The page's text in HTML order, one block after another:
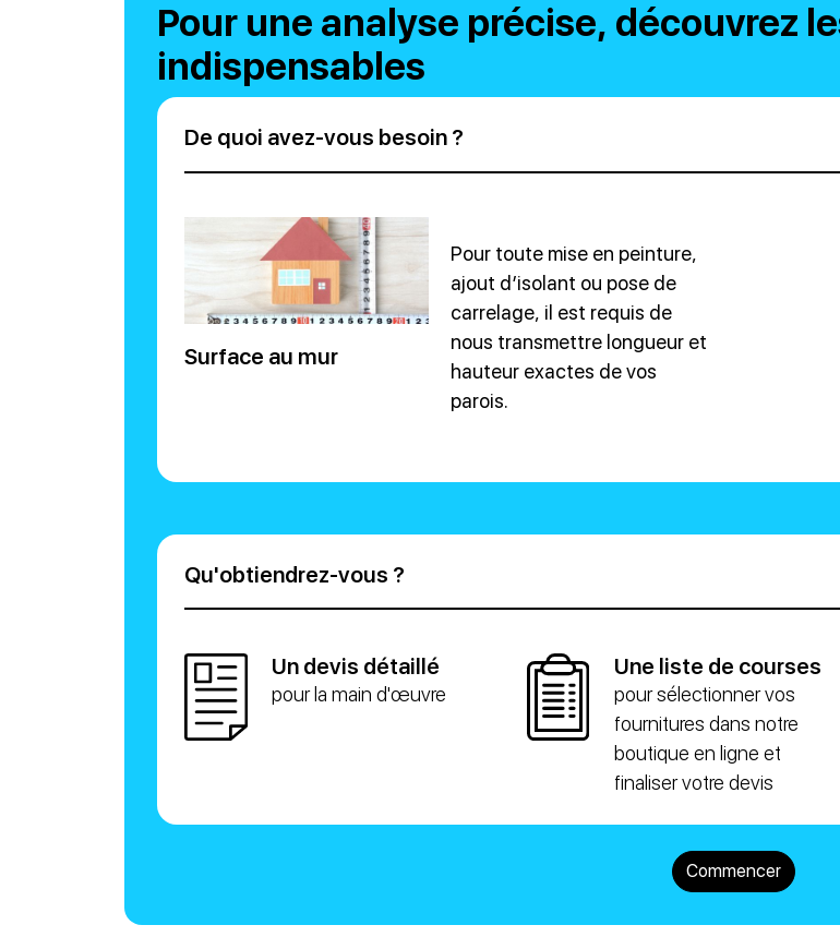
Pour une analyse précise, découvrez
indispensables
De quoi avez-vous besoin ?
Surface au mur
Pour toute mise en peinture,
ajout d’isolant ou pose de
carrelage, il est requis de
nous transmettre longueur et
hauteur exactes de vos
parois.
Qu'obtiendrez-vous ?
Un devis détaillé
pour la main d'œuvre
Une liste de courses
pour sélectionner vos
fournitures dans notre
boutique en ligne et
finaliser votre devis
Commencer